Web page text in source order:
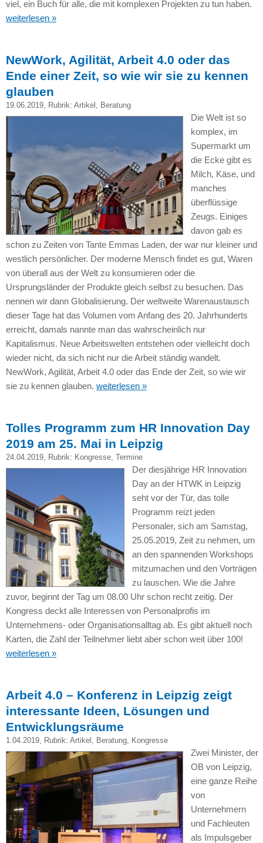
viel, ein Buch für alle, die mit komplexen Projekten zu tun haben.
weiterlesen »
NewWork, Agilität, Arbeit 4.0 oder das
Ende einer Zeit, so wie wir sie zu kennen
glauben
19.06.2019, Rubrik: Artikel Beratung
Die Welt ist so
komplex, im
Supermarkt um
die Ecke gibt es
Milch, Käse, und
manches
überflüssige
Zeugs. Einiges
davon gab es
schon zu Zeiten von Tante Emmas Laden, der war nur kleiner und
westlich persönlicher. Der moderne Mensch findet es gut, Waren
von überall aus der Welt zu konsumieren oder die
Ursprungsländer der Produkte gleich selbst zu besuchen. Das
nennen wir dann Globalisierung. Der weltweite Warenaustausch
dieser Tage hat das Volumen vom Anfang des 20. Jahrhunderts
erreicht, damals nannte man das wahrscheinlich nur
Kapitalismus. Neue Arbeitswelten entstehen oder vielleicht doch
wieder nicht, da sich nicht nur die Arbeit ständig wandelt.
NewWork, Agilität, Arbeit 4.0 oder das Ende der Zeit, so wie wir
sie zu kennen glauben. weiterlesen »
Tolles Programm zum HR Innovation Day
2019 am 25. Mai in Leipzig
24.04.2019, Rubrik: Kongresse, Termine
Der diesjährige HR Innovation
Day an der HTWK in Leipzig
seht vor der Tür, das tolle
Programm reizt jeden
Personaler, sich am Samstag,
25.05.2019, Zeit zu nehmen, um
an den spannenden Workshops
mitzumachen und den Vorträgen
zu lauschen. Wie die Jahre
zuvor, beginnt der Tag um 08.00 Uhr schon recht zeitig. Der
Kongress deckt alle Interessen von Personalprofis im
Unternehmens- oder Organisationsalltag ab. Es gibt aktuell noch
Karten, die Zahl der Teilnehmer liebt aber schon weit über 100!
weiterlesen »
Arbeit 4.0 – Konferenz in Leipzig zeigt
interessante Ideen, Lösungen und
Entwicklungsräume
1.04.2019, Rubrik: Artikel Beratung, Kongresse
Zwei Minister, der
OB von Leipzig,
eine ganze Reihe
von
Unternehmern
und Fachleuten
als Impulsgeber